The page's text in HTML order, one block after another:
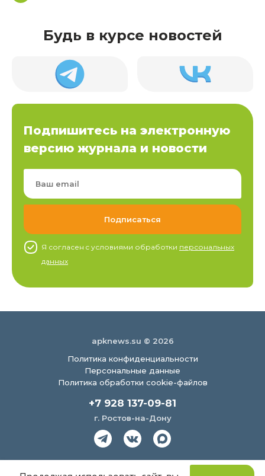
Будь в курсе новостей
Подпишитесь на электронную
версию журнала и новости
Я согласен c условиями обработки персональных
данных
apknews.su © 2026
Политика конфиденциальности
Персональные данные
Политика обработки cookie-файлов
+7 928 137-09-81
г. Ростов-на-Дону